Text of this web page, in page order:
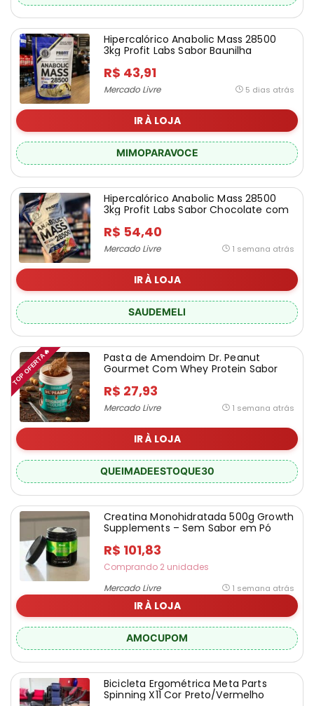
Hipercalórico Anabolic Mass 28500
3kg Profit Labs Sabor Baunilha
R$ 43,91
Mercado Livre 5 dias atrás
IR À LOJA
MIMOPARAVOCE
Hipercalórico Anabolic Mass 28500
3kg Profit Labs Sabor Chocolate com
R$ 54,40
Mercado Livre 1 semana atrás
IR À LOJA
SAUDEMELI
TOP OFERTA🔥
Pasta de Amendoim Dr. Peanut
Gourmet Com Whey Protein Sabor
R$ 27,93
Mercado Livre 1 semana atrás
IR À LOJA
QUEIMADEESTOQUE30
Creatina Monohidratada 500g Growth
Supplements – Sem Sabor em Pó
R$ 101,83
Comprando 2 unidades
Mercado Livre
1 semana atrás
IR À LOJA
AMOCUPOM
Bicicleta Ergométrica Meta Parts
Spinning X11 Cor Preto/Vermelho